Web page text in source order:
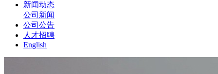
新闻动态
公司新闻
公司公告
人才招聘
English